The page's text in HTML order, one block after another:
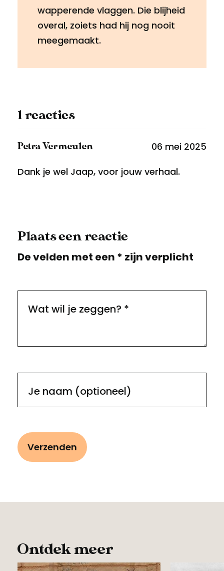
wapperende vlaggen. Die blijheid
overal, zoiets had hij nog nooit
meegemaakt.
1 reacties
Petra Vermeulen
06 mei 2025
Dank je wel Jaap, voor jouw verhaal.
Plaats een reactie
De velden met een * zijn verplicht
Wat wil je zeggen? *
Je naam (optioneel)
Ontdek meer